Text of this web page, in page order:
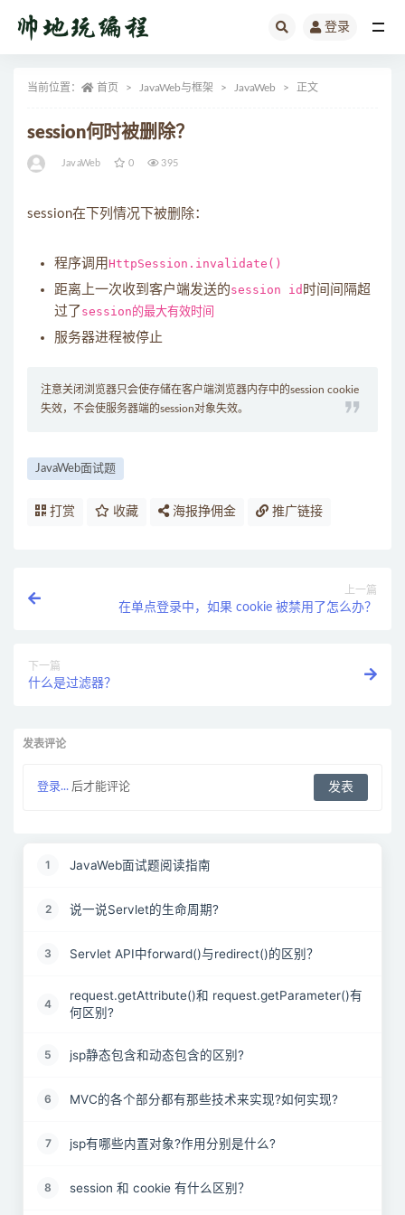
登录
当前位置： 首页 JavaWeb与框架 JavaWeb 正文
session何时被删除？
JavaWeb 0 395
session在下列情况下被删除：
程序调用HttpSession.invalidate()
距离上一次收到客户端发送的session id 时间间隔超
过了 session的最大有效时间
服务器进程被停止
注意关闭浏览器只会使存储在客户端浏览器内存中的session cookie
失效，不会使服务器端的session对象失效。
JavaWeb面试题
打赏 收藏 海报挣佣金 推广链接
上一篇
在单点登录中，如果 cookie 被禁用了怎么办？
下一篇
什么是过滤器？
发表评论
登录... 后才能评论
1 JavaWeb面试题阅读指南
2 说一说Servlet的生命周期?
3 Servlet API中forward()与redirect()的区别？
4
request.getAttribute()和 request.getParameter()有
何区别?
5 jsp静态包含和动态包含的区别?
6 MVC的各个部分都有那些技术来实现?如何实现?
7 jsp有哪些内置对象?作用分别是什么?
8 session 和 cookie 有什么区别？